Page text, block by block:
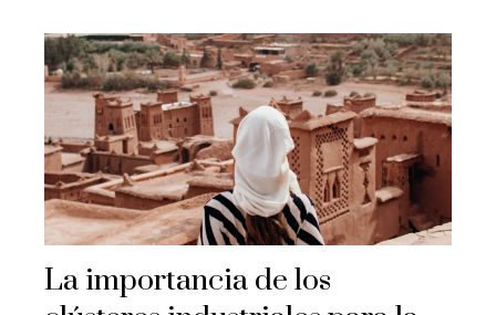
La importancia de los